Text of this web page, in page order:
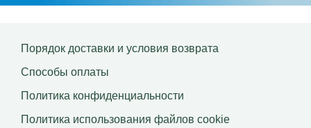
Порядок доставки и условия возврата
Способы оплаты
Политика конфиденциальности
Политика использования файлов сookie